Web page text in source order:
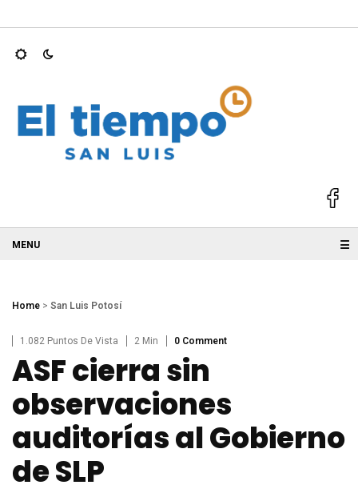
☰
Home > San Luis Potosí
1.082 Puntos De Vista 2 Min 0 Comment
ASF cierra sin
observaciones
auditorías al Gobierno
de SLP